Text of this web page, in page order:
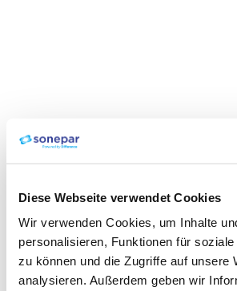
Diese Webseite verwendet Cookies
Wir verwenden Cookies, um Inhalte
personalisieren, Funktionen für
zu können und die Zugriffe auf unsere
analysieren. Außerdem geben wir